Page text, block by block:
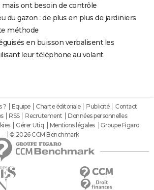
mais ont besoin de contrôle
du gazon : de plus en plus de jardiniers
méthode
en buisson verbalisent les
leur téléphone au volant
? Equipe Charte éditoriale Publicité
Contact
RSS Recrutement
Données personnelles
Gérer Utiq Mentions légales
Groupe Figaro
© 2026 CCM Benchmark